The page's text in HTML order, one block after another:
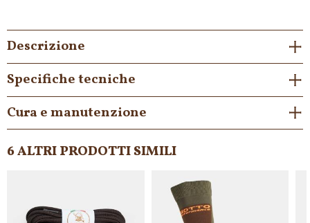
Descrizione
Specifiche tecniche
Cura e manutenzione
6 ALTRI PRODOTTI SIMILI
NON DISPONIBILE NON DISPONIBILE